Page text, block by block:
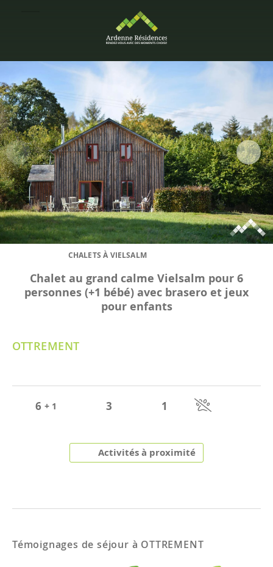
CHALETS À VIELSALM
Chalet au grand calme Vielsalm pour 6
personnes (+1 bébé) avec brasero et jeux
pour enfants
OTTREMENT
6 + 1 3 1
Activités à proximité
Témoignages de séjour à OTTREMENT